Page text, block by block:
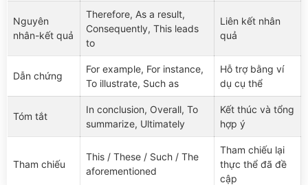
Nguyên
nhân-kết quả
Therefore, As a result,
Consequently, This leads
to
Liên kết nhân
quả
Dẫn chứng
For example, For instance,
To illustrate, Such as
Hỗ trợ bằng ví
dụ cụ thể
Tóm tắt
In conclusion, Overall, To
summarize, Ultimately
Kết thúc và tổng
hợp ý
Tham chiếu
This / These / Such / The
aforementioned
Tham chiếu lại
thực thể đã đề
cập